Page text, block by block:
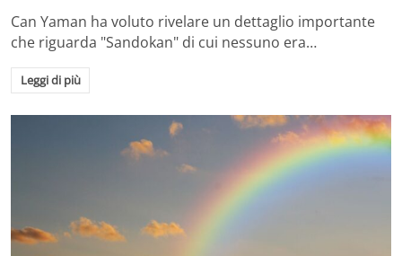
Can Yaman ha voluto rivelare un dettaglio importante
che riguarda "Sandokan" di cui nessuno era…
Leggi di più